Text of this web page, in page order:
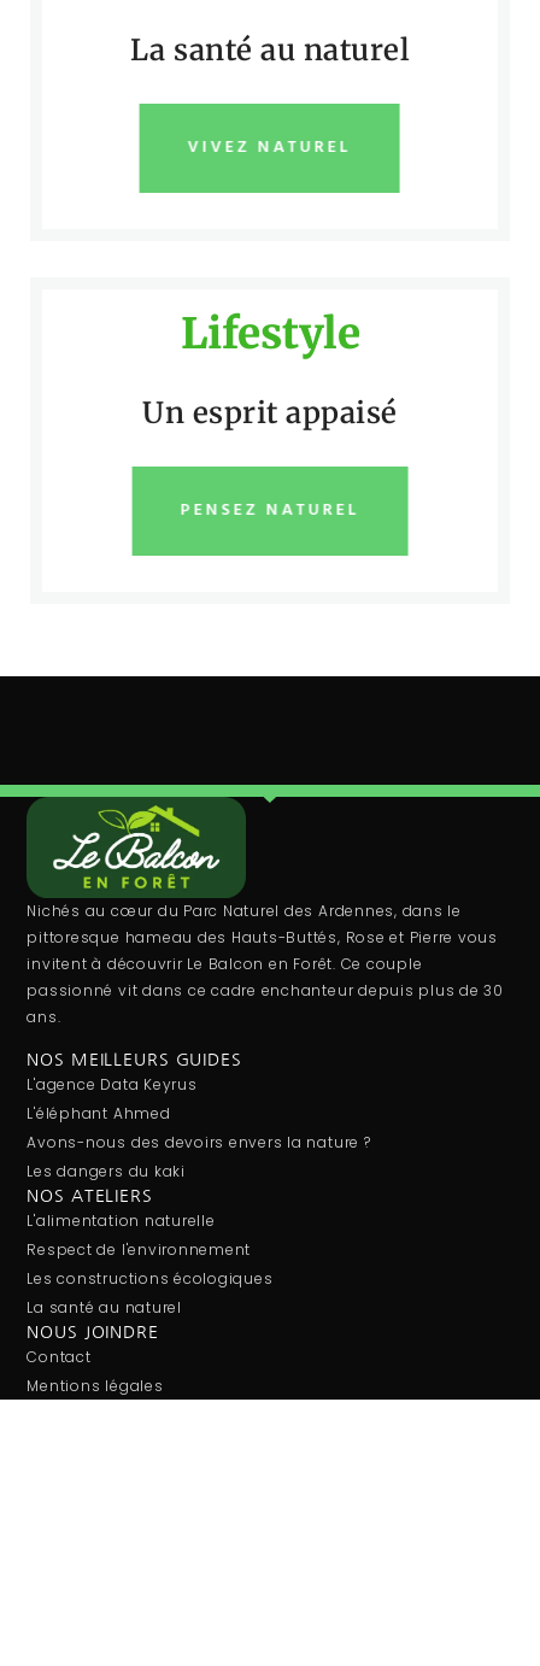
La santé au naturel
VIVEZ NATUREL
Lifestyle
Un esprit appaisé
PENSEZ NATUREL
Nichés au cœur du Parc Naturel des Ardennes, dans le
pittoresque hameau des Hauts-Buttés, Rose et Pierre vous
invitent à découvrir Le Balcon en Forêt. Ce couple
passionné vit dans ce cadre enchanteur depuis plus de 30
ans.
NOS MEILLEURS GUIDES
L'agence Data Keyrus
L'éléphant Ahmed
Avons-nous des devoirs envers la nature ?
Les dangers du kaki
NOS ATELIERS
L'alimentation naturelle
Respect de l'environnement
Les constructions écologiques
La santé au naturel
NOUS JOINDRE
Contact
Mentions légales